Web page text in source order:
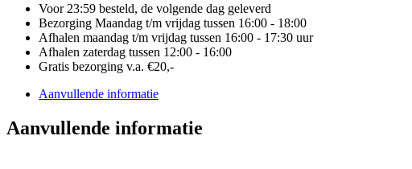
Voor 23:59 besteld, de volgende dag geleverd
Bezorging Maandag t/m vrijdag tussen 16:00 - 18:00
Afhalen maandag t/m vrijdag tussen 16:00 - 17:30 uur
Afhalen zaterdag tussen 12:00 - 16:00
Gratis bezorging v.a. €20,-
Aanvullende informatie
Aanvullende informatie